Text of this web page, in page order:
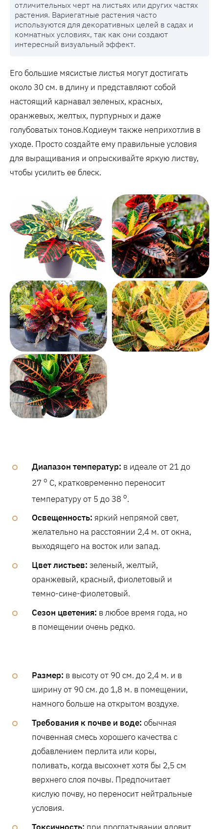
отличительных черт на листьях или других частях
растения. Вариегатные растения часто
используются для декоративных целей в садах и
комнатных условиях, так как они создают
интересный визуальный эффект.
Его большие мясистые листья могут достигать
около 30 см. в длину и представляют собой
настоящий карнавал зеленых, красных,
оранжевых, желтых, пурпурных и даже
голубоватых тонов.Кодиеум также неприхотлив в
уходе. Просто создайте ему правильные условия
для выращивания и опрыскивайте яркую листву,
чтобы усилить ее блеск.
Диапазон температур: в идеале от 21 до
27 o C, кратковременно переносит
температуру от 5 до 38 o.
Освещенность: яркий непрямой свет,
желательно на расстоянии 2,4 м. от окна,
выходящего на восток или запад.
Цвет листьев: зеленый, желтый,
оранжевый, красный, фиолетовый и
темно-сине-фиолетовый.
Сезон цветения: в любое время года, но
в помещении очень редко.
Размер: в высоту от 90 см. до 2,4 м. и в
ширину от 90 см. до 1,8 м. в помещении,
намного больше на открытом воздухе.
Требования к почве и воде: обычная
почвенная смесь хорошего качества с
добавлением перлита или коры,
поливать, когда высохнет хотя бы 2,5 см
верхнего слоя почвы. Предпочитает
кислую почву, но переносит нейтральные
условия.